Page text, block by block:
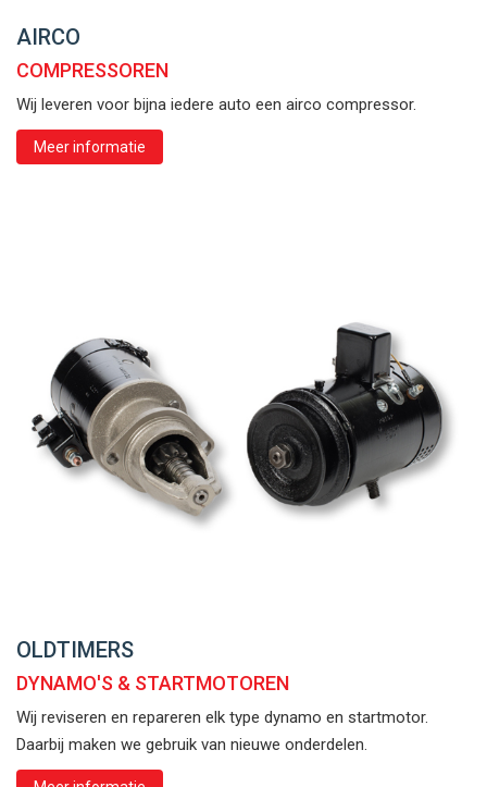
AIRCO
COMPRESSOREN
Wij leveren voor bijna iedere auto een airco compressor.
Meer informatie
OLDTIMERS
DYNAMO'S & STARTMOTOREN
Wij reviseren en repareren elk type dynamo en startmotor.
Daarbij maken we gebruik van nieuwe onderdelen.